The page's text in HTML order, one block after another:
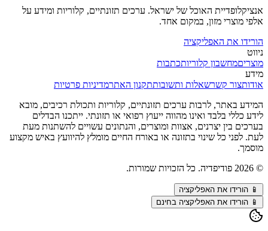
אנציקלופדיית האוכל של ישראל. ערכים תזונתיים, קלוריות ומידע על
אלפי מוצרי מזון, במקום אחד.
הורידו את האפליקציה
ניווט
מוצריםמחשבון קלוריותכתבות
מידע
אודותצור קשרשאלות ותשובותתקנון האתרמדיניות פרטיות
המידע באתר, לרבות ערכים תזונתיים, קלוריות ותכולת רכיבים, מובא
לידע כללי בלבד ואינו מהווה ייעוץ רפואי או תזונתי. ייתכנו הבדלים
בערכים בין יצרנים, אצוות ומוצרים, והנתונים עשויים להשתנות מעת
לעת. לפני כל שינוי בתזונה או באורח החיים מומלץ להיוועץ באיש מקצוע
מוסמך.
©
2026 פודיפדיה. כל הזכויות שמורות.
📱 הורידו את האפליקציה
📱 הורידו את האפליקציה בחינם